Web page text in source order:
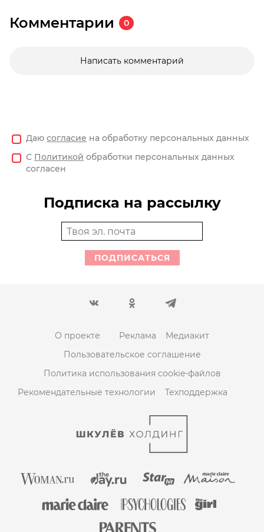
Комментарии 0
Написать комментарий
Даю согласие на обработку персональных данных
С Политикой обработки персональных данных
согласен
Подписка на рассылку
ПОДПИСАТЬСЯ
О проекте Реклама
Медиакит
Пользовательское соглашение
Политика использования cookie-файлов
Рекомендательные технологии
Техподдержка